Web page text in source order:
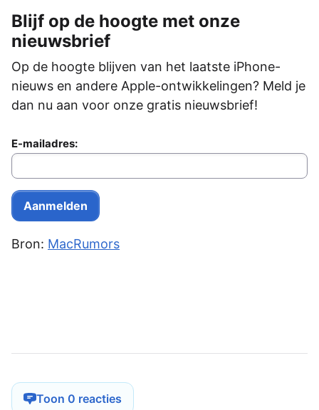
Blijf op de hoogte met onze
nieuwsbrief
Op de hoogte blijven van het laatste iPhone-
nieuws en andere Apple-ontwikkelingen? Meld je
dan nu aan voor onze gratis nieuwsbrief!
E-mailadres:
Bron: MacRumors
Toon 0 reacties